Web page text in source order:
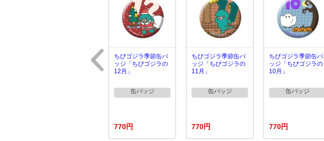
ちびゴジラ季節缶バ
ッジ「ちびゴジラの
12月」
缶バッジ
770円
ちびゴジラ季節缶バ
ッジ「ちびゴジラの
11月」
缶バッジ
770円
ちびゴジラ季節缶バ
ッジ「ちびゴジラの
10月」
缶バッジ
770円